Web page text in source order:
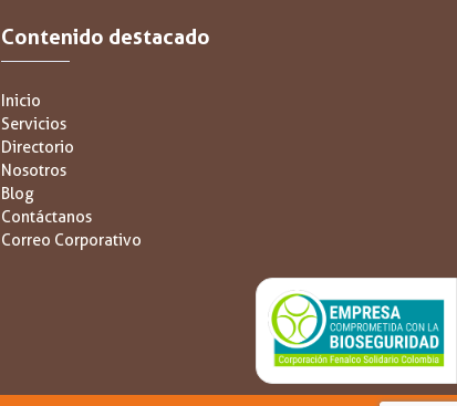
Contenido destacado
Inicio
Servicios
Directorio
Nosotros
Blog
Contáctanos
Correo Corporativo